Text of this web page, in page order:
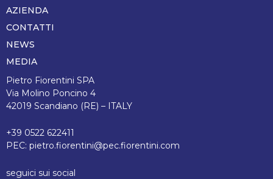
AZIENDA
CONTATTI
NEWS
MEDIA
Pietro Fiorentini SPA
Via Molino Poncino 4
42019 Scandiano (RE) – ITALY
+39 0522 622411
PEC: pietro.fiorentini@pec.fiorentini.com
seguici sui social